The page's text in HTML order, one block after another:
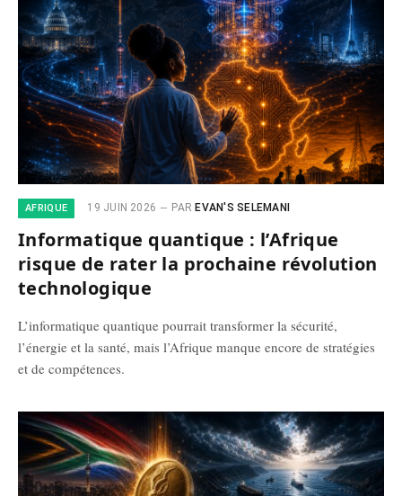
AFRIQUE 19 JUIN 2026 PAR EVAN'S SELEMANI
Informatique quantique : l’Afrique
risque de rater la prochaine révolution
technologique
L’informatique quantique pourrait transformer la sécurité,
l’énergie et la santé, mais l’Afrique manque encore de stratégies
et de compétences.